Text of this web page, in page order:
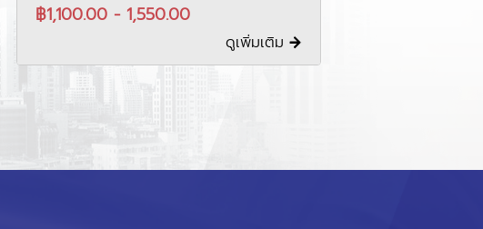
฿1,100.00 - 1,550.00
ดูเพิ่มเติม